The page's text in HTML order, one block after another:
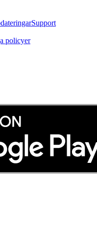
Support
policyer